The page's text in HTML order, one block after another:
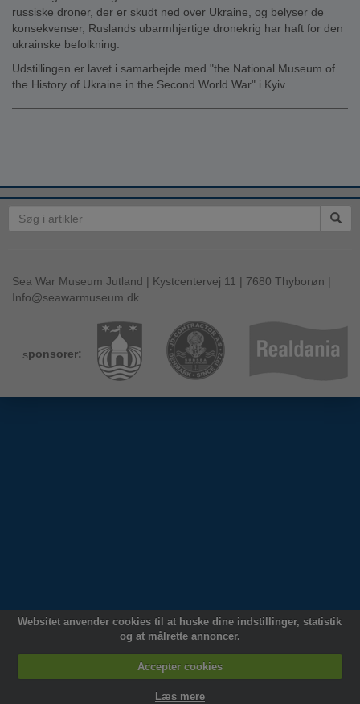
russiske droner, der er skudt ned over Ukraine, og belyser de
konsekvenser, Ruslands ubarmhjertige dronekrig har haft for den
ukrainske befolkning.
Udstillingen er lavet i samarbejde med "the National Museum of
the History of Ukraine in the Second World War" i Kyiv.
Sea War Museum Jutland | Kystcentervej 11 | 7680 Thyborøn |
Info@seawarmuseum.dk
sponsorer:
Siteworks
Websitet anvender cookies til at huske dine indstillinger, statistik
og at målrette annoncer.
Accepter cookies
Læs mere